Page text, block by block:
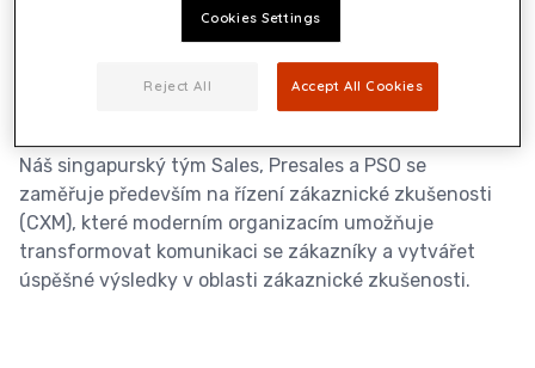
Společnost Quadient Singapore přijímá strategická
rozhodnutí o obchodním směřování pro region APAC a
Náš singapurský tým Sales, Presales a PSO se
zaměřuje především na řízení zákaznické zkušenosti
(CXM), které moderním organizacím umožňuje
transformovat komunikaci se zákazníky a vytvářet
úspěšné výsledky v oblasti zákaznické zkušenosti.
Cookies Settings
Reject All Accept All Cookies